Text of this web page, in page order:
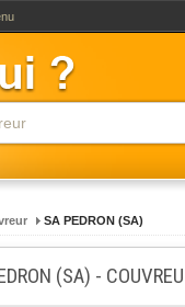
SA PEDRON (SA)
(SA) -